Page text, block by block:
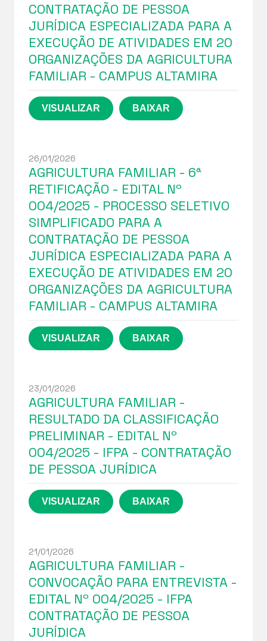
CONTRATAÇÃO DE PESSOA
JURÍDICA ESPECIALIZADA PARA A
EXECUÇÃO DE ATIVIDADES EM 20
ORGANIZAÇÕES DA AGRICULTURA
FAMILIAR - CAMPUS ALTAMIRA
26/01/2026
AGRICULTURA FAMILIAR - 6ª
RETIFICAÇÃO - EDITAL Nº
004/2025 - PROCESSO SELETIVO
SIMPLIFICADO PARA A
CONTRATAÇÃO DE PESSOA
JURÍDICA ESPECIALIZADA PARA A
EXECUÇÃO DE ATIVIDADES EM 20
ORGANIZAÇÕES DA AGRICULTURA
FAMILIAR - CAMPUS ALTAMIRA
23/01/2026
AGRICULTURA FAMILIAR -
RESULTADO DA CLASSIFICAÇÃO
PRELIMINAR - EDITAL Nº
004/2025 - IFPA - CONTRATAÇÃO
DE PESSOA JURÍDICA
21/01/2026
AGRICULTURA FAMILIAR -
CONVOCAÇÃO PARA ENTREVISTA -
EDITAL Nº 004/2025 - IFPA
CONTRATAÇÃO DE PESSOA
JURÍDICA